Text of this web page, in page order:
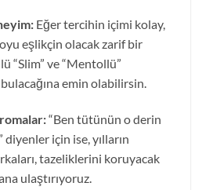
Eğer tercihin içimi kolay,
eşlikçin olacak zarif bir
“Slim” ve “Mentollü”
emin olabilirsin.
“Ben tütünün o derin
için ise, yılların
tazeliklerini koruyacak
ulaştırıyoruz.